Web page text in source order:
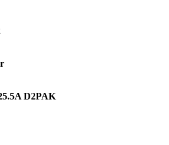
D2PAK